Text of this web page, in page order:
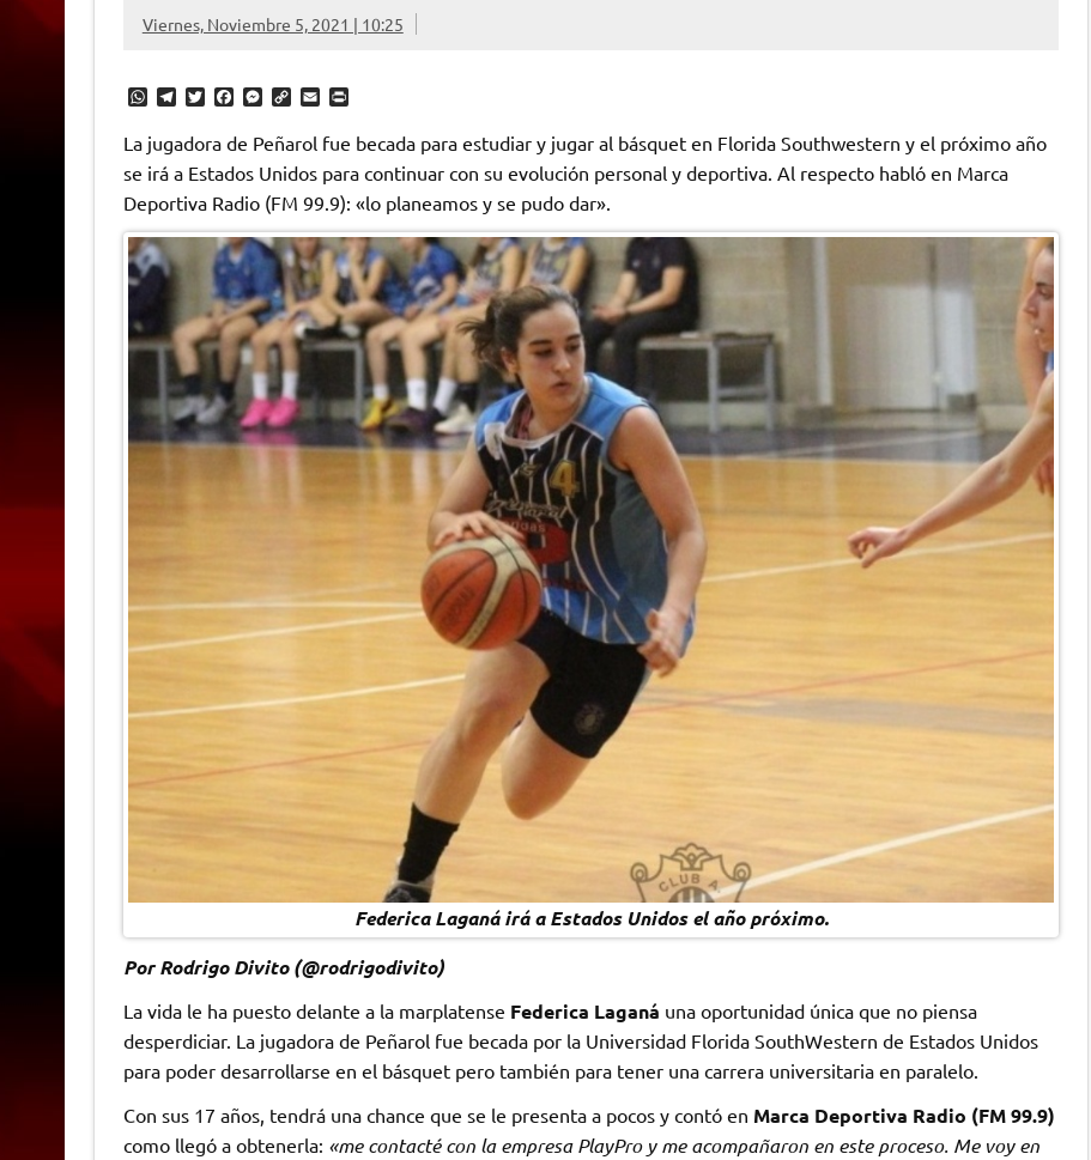
Viernes, Noviembre 5, 2021 | 10:25
W
a
t
s
p
p
T
e
g
r
a
m
T
t
t
e
r
F
c
e
b
o
o
k
M
s
s
e
n
g
e
r
C
y
L
i
n
k
E
a
i
l
P
n
t
r
i
e
n
d
l
y
La jugadora de Peñarol fue becada para estudiar y jugar al básquet en Florida Southwestern y el próximo año
se irá a Estados Unidos para continuar con su evolución personal y deportiva. Al respecto habló en Marca
Deportiva Radio (FM 99.9): «lo planeamos y se pudo dar».
Federica Laganá irá a Estados Unidos el año próximo.
Por Rodrigo Divito (@rodrigodivito)
La vida le ha puesto delante a la marplatense Federica Laganá una oportunidad única que no piensa
desperdiciar. La jugadora de Peñarol fue becada por la Universidad Florida SouthWestern de Estados Unidos
para poder desarrollarse en el básquet pero también para tener una carrera universitaria en paralelo.
Con sus 17 años, tendrá una chance que se le presenta a pocos y contó en Marca Deportiva Radio (FM 99.9)
como llegó a obtenerla: «me contacté con la empresa PlayPro y me acompañaron en este proceso. Me voy en